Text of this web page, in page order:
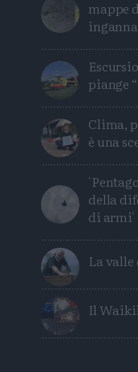
mappe
piange
Clima,
è una
della
di armi'
La
Il